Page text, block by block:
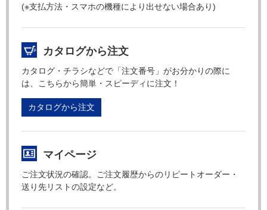
(※支払方法・スマホの機種により出せない場合あり)
カタログから注文
カタログ・チラシなどで「注文番号」がお分かりの際に
は、こちらから簡単・スピーディに注文！
カタログから注文
マイページ
ご注文状況の確認。ご注文履歴からのリピートオーダー・
送り先リストの設定など。